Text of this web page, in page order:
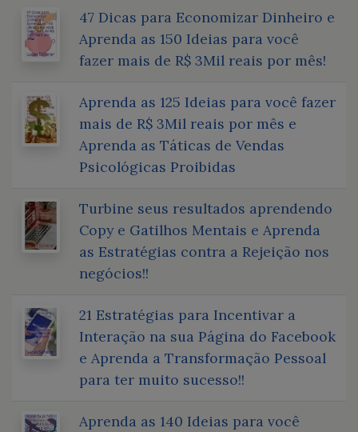
47 Dicas para Economizar Dinheiro e
Aprenda as 150 Ideias para você
fazer mais de R$ 3Mil reais por mês!
Aprenda as 125 Ideias para você fazer
mais de R$ 3Mil reais por mês e
Aprenda as Táticas de Vendas
Psicológicas Proibidas
Turbine seus resultados aprendendo
Copy e Gatilhos Mentais e Aprenda
as Estratégias contra a Rejeição nos
negócios!!
21 Estratégias para Incentivar a
Interação na sua Página do Facebook
e Aprenda a Transformação Pessoal
para ter muito sucesso!!
Aprenda as 140 Ideias para você